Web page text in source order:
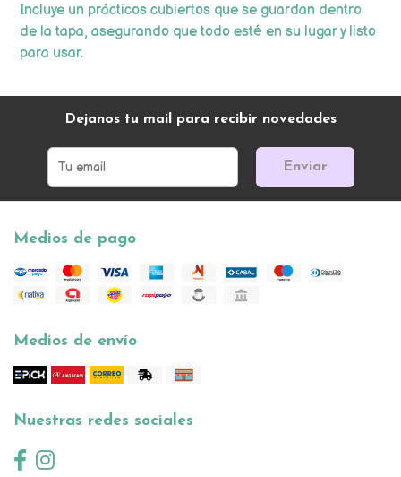
Incluye un prácticos cubiertos que se guardan dentro
de la tapa, asegurando que todo esté en su lugar y listo
para usar.
Dejanos tu mail para recibir novedades
Enviar
Medios de pago
Medios de envío
Nuestras redes sociales